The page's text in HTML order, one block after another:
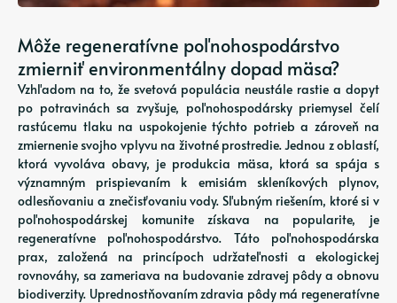
Môže regeneratívne poľnohospodárstvo
zmierniť environmentálny dopad mäsa?
Vzhľadom na to, že svetová populácia neustále rastie a dopyt
po potravinách sa zvyšuje, poľnohospodársky priemysel čelí
rastúcemu tlaku na uspokojenie týchto potrieb a zároveň na
zmiernenie svojho vplyvu na životné prostredie. Jednou z oblastí,
ktorá vyvoláva obavy, je produkcia mäsa, ktorá sa spája s
významným prispievaním k emisiám skleníkových plynov,
odlesňovaniu a znečisťovaniu vody. Sľubným riešením, ktoré si v
poľnohospodárskej komunite získava na popularite, je
regeneratívne poľnohospodárstvo. Táto poľnohospodárska
prax, založená na princípoch udržateľnosti a ekologickej
rovnováhy, sa zameriava na budovanie zdravej pôdy a obnovu
biodiverzity. Uprednostňovaním zdravia pôdy má regeneratívne